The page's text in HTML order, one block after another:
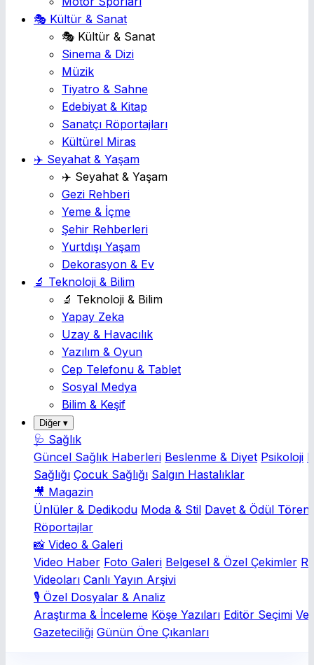
🎭 Kültür & Sanat
🎭 Kültür & Sanat
Sinema & Dizi
Müzik
Tiyatro & Sahne
Edebiyat & Kitap
Sanatçı Röportajları
Kültürel Miras
✈️ Seyahat & Yaşam
✈️ Seyahat & Yaşam
Gezi Rehberi
Yeme & İçme
Şehir Rehberleri
Yurtdışı Yaşam
Dekorasyon & Ev
🔬 Teknoloji & Bilim
🔬 Teknoloji & Bilim
Yapay Zeka
Uzay & Havacılık
Yazılım & Oyun
Cep Telefonu & Tablet
Sosyal Medya
Bilim & Keşif
Diğer ▾
🩺 Sağlık
Güncel Sağlık Haberleri Beslenme & Diyet Psikoloji
Sağlığı Çocuk Sağlığı Salgın Hastalıklar
🎥 Magazin
Ünlüler & Dedikodu Moda & Stil Davet & Ödül
Röportajlar
📸 Video & Galeri
Video Haber Foto Galeri Belgesel & Özel Çekimler
Videoları Canlı Yayın Arşivi
🎙️ Özel Dosyalar & Analiz
Araştırma & İnceleme Köşe Yazıları Editör Seçimi
Gazeteciliği Günün Öne Çıkanları